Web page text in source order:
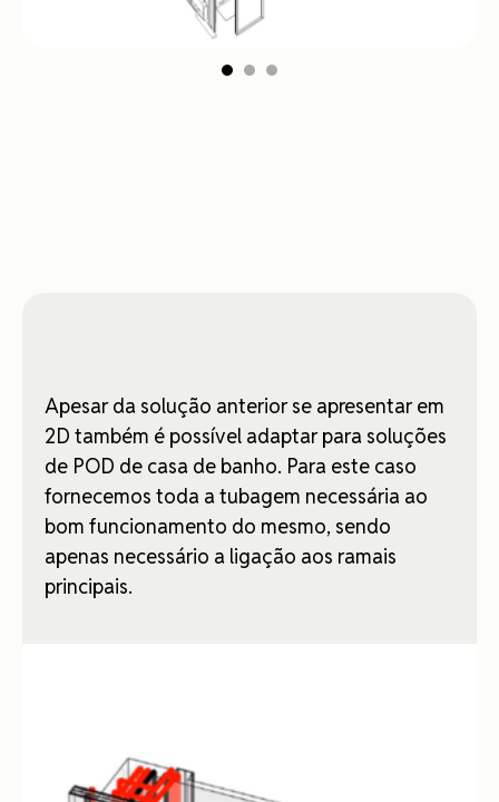
Apesar da solução anterior se apresentar em
2D também é possível adaptar para soluções
de POD de casa de banho. Para este caso
fornecemos toda a tubagem necessária ao
bom funcionamento do mesmo, sendo
apenas necessário a ligação aos ramais
principais.